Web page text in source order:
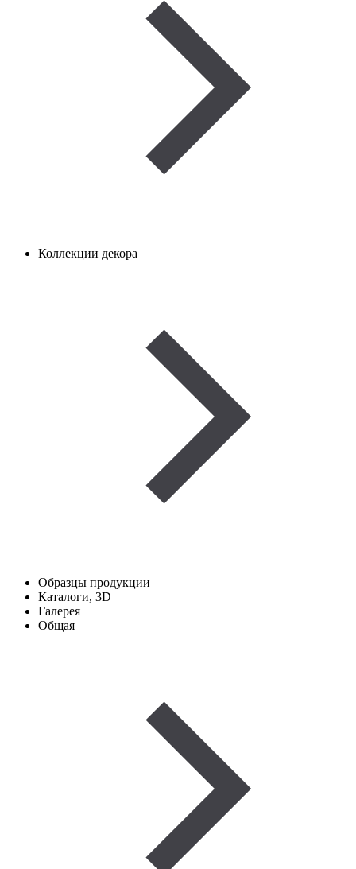
Коллекции декора
Образцы продукции
Каталоги, 3D
Галерея
Общая